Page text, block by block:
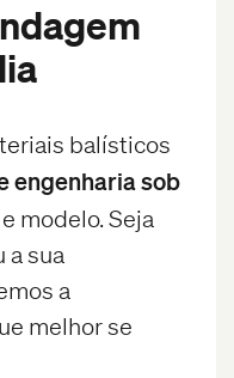
balísticos
engenharia sob
modelo. Seja
a sua
a
melhor se